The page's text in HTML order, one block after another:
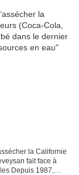
la Californie
fait face à
Depuis 1987,